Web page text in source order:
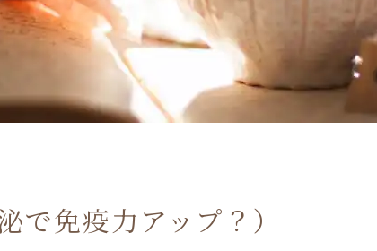
免疫力アップ？）